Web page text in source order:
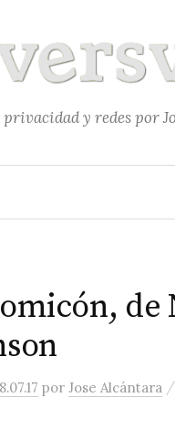
y redes por
de
porJose Alcántara /